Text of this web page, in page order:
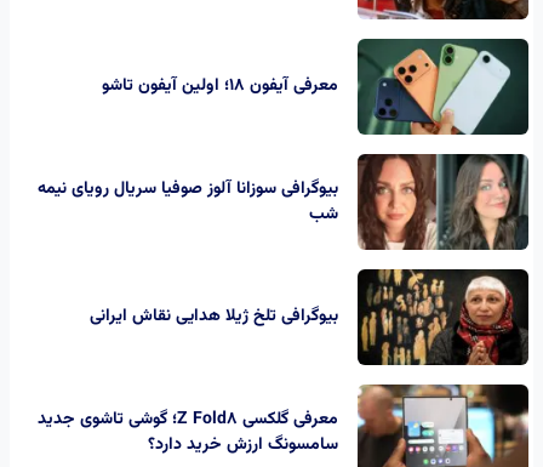
معرفی آیفون ۱۸؛ اولین آیفون تاشو
بیوگرافی سوزانا آلوز صوفیا سریال رویای نیمه
شب
بیوگرافی تلخ ژیلا هدایی نقاش ایرانی
معرفی گلکسی Z Fold8؛ گوشی تاشوی جدید
سامسونگ ارزش خرید دارد؟